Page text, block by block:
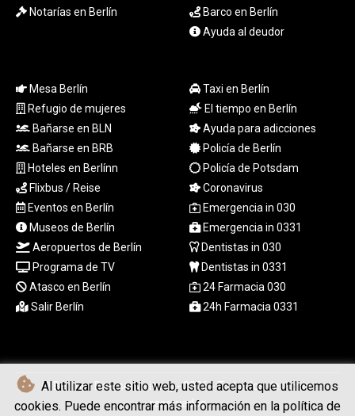
Al utilizar este sitio web, usted acepta que utilicemos
cookies. Puede encontrar más información en la política de
TJS 10.633568
TMT 4.058036
TTD 7.812903
TWD 37.286072
TZS
3051.762079
UAH 51.625959
UGX
4293.946644
USD 1.156136
UYU 46.399423
UZS
13785.828699
VES 873.763846
VND
30295.956222
XAG 0.018188
XAU 0.000266
Notarías en Berlín
Barco en Berlín
Ayuda al deudor
Mesa Berlín
Refugio de mujeres
Bañarse en BLN
Bañarse en BRB
Hoteles en Berlínn
Flixbus / Reise
Eventos en Berlín
Museos de Berlín
Aeropuertos de Berlín
Programa de TV
Atasco en Berlín
Salir Berlín
Taxi en Berlín
El tiempo en Berlín
Ayuda para adicciones
Policía de Berlín
Policía de Potsdam
Coronavirus
Emergencia in 030
Emergencia in 0331
Dentistas in 030
Dentistas in 0331
24 Farmacia 030
24h Farmacia 0331
© Berliner Boersenzeitung - 2026 - Todos los derechos
reservados